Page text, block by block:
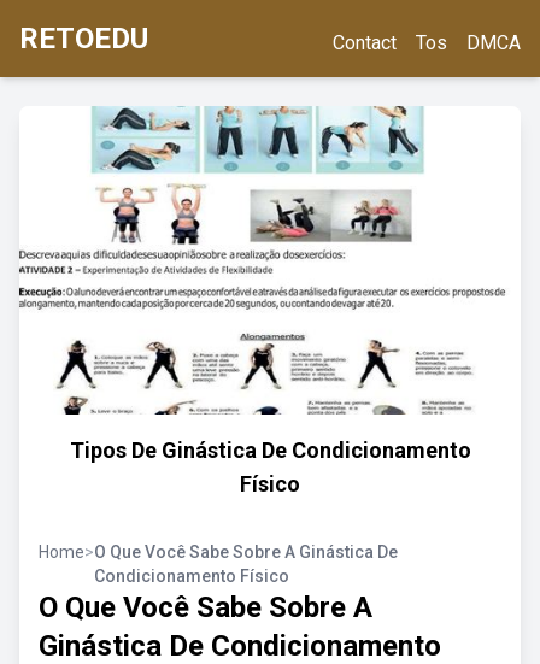
RETOEDU Contact Tos DMCA
Tipos De Ginástica De Condicionamento
Físico
Home>O Que Você Sabe Sobre A Ginástica De
Condicionamento Físico
O Que Você Sabe Sobre A
Ginástica De Condicionamento